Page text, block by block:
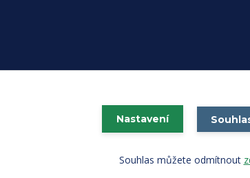
Vytvořeno na Eshop-
Nastavení
Souhlas můžete odmítnout